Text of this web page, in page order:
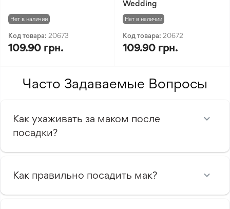
Нет в наличии
Код товара: 20673
109.90 грн.
Wedding
Нет в наличии
Код товара: 20672
109.90 грн.
Часто Задаваемые Вопросы
Как ухаживать за маком после
посадки?
Как правильно посадить мак?